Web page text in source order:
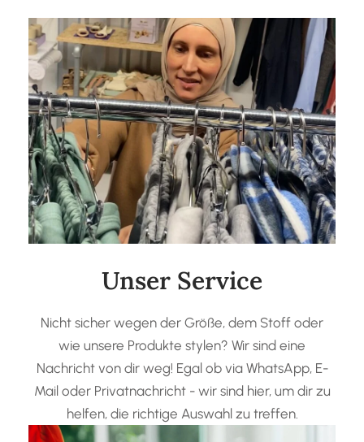
Unser Service
Nicht sicher wegen der Größe, dem Stoff oder
wie unsere Produkte stylen? Wir sind eine
Nachricht von dir weg! Egal ob via WhatsApp, E-
Mail oder Privatnachricht - wir sind hier, um dir zu
helfen, die richtige Auswahl zu treffen.